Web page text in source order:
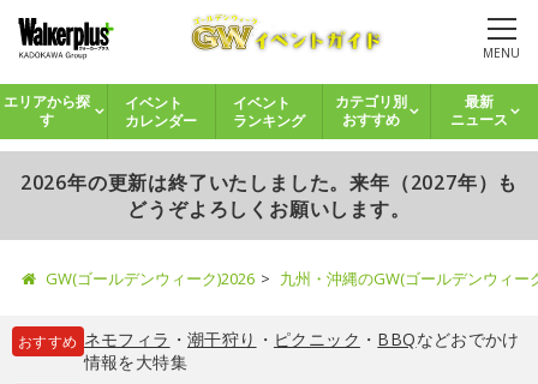
MENU
エリアから探
す
イベント
カレンダー
イベント
ランキング
カテゴリ別
おすすめ
最新
ニュース
2026年の更新は終了いたしました。来年（2027年）も
どうぞよろしくお願いします。
GW(ゴールデンウィーク)2026 九州・沖縄のGW(ゴールデンウィ
おすすめ ネモフィラ ・ 潮干狩り ・ ピクニック ・ BBQなどおでかけ
情報を大特集